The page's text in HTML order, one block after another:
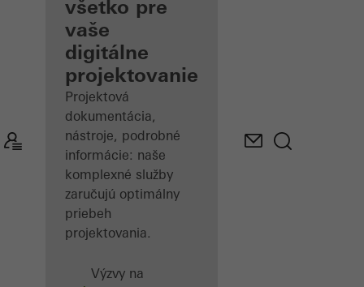
architekta
Spoznajte
"Moje
Pracovisko"
všetko pre
vaše
digitálne
projektovanie
Projektová
dokumentácia,
nástroje, podrobné
informácie: naše
komplexné služby
zaručujú optimálny
priebeh
projektovania.
Výzvy na